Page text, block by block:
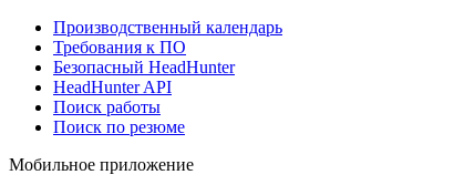
Производственный календарь
Требования к ПО
Безопасный HeadHunter
HeadHunter API
Поиск работы
Поиск по резюме
Мобильное приложение